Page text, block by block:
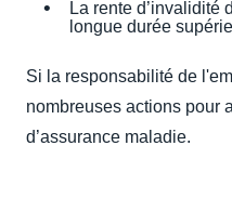
La rente
longue durée
Si la responsabilité de
nombreuses actions pour
d’assurance maladie.